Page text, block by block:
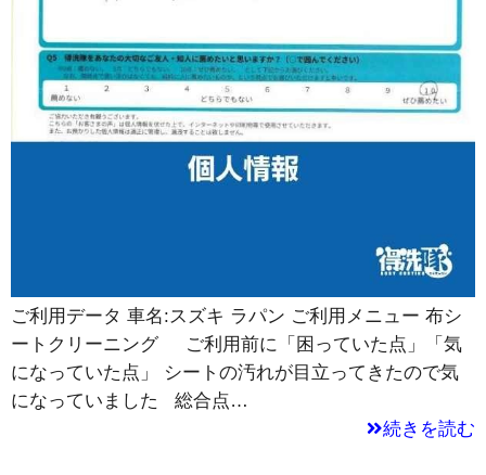
ご利用データ 車名:スズキ ラパン ご利用メニュー 布シ
ートクリーニング ご利用前に「困っていた点」「気
になっていた点」 シートの汚れが目立ってきたので気
になっていました 総合点…
続きを読む